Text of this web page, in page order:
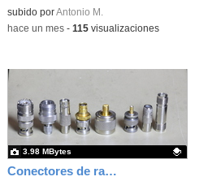
Contenido educativo.
subido porAntonio M.
-hace un mes- 115visualizaciones
Conectores de radiofrecuencia para telecomunicaciones
3.98 MBytes